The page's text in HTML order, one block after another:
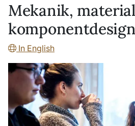
Mekanik,
komponentdesign
In English